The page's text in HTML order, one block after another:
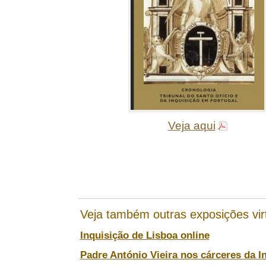
Veja aqui
Veja também outras exposições
Inquisição de Lisboa online
Padre António Vieira nos cárceres da